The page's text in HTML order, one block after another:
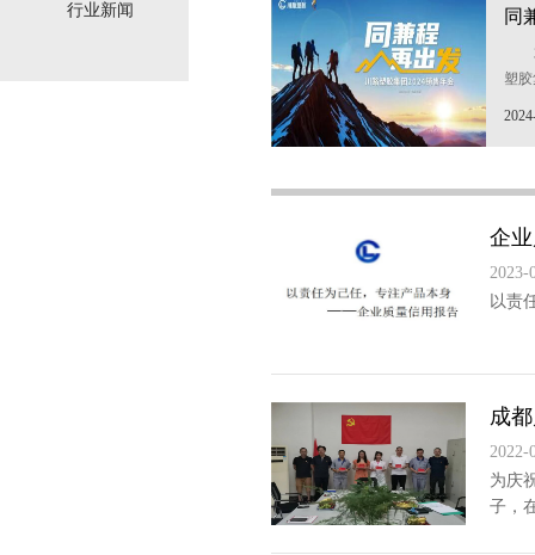
行业新闻
全
同
塑
企
2023-
以责
成
2022-
为庆
子，